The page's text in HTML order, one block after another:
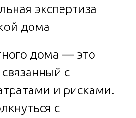
дома — это
с
и рисками.
с